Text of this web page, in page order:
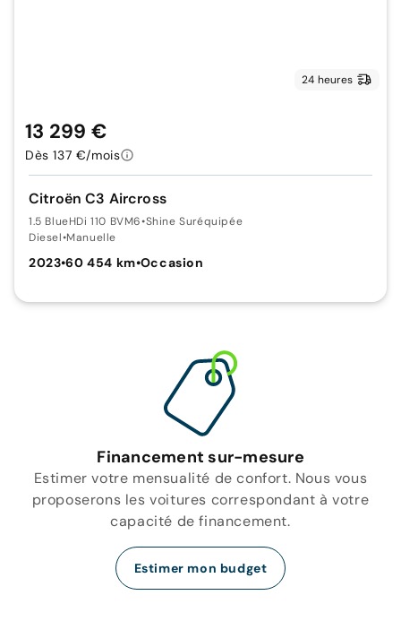
24 heures
Citroën C3 Aircross
1.5 BlueHDi 110 BVM6•Shine Suréquipée
Diesel•Manuelle
2023•60 454 km•Occasion
13 299 €
Dès 137 €/mois
Financement sur-mesure
Estimer votre mensualité de confort. Nous vous
proposerons les voitures correspondant à votre
capacité de financement.
Estimer mon budget